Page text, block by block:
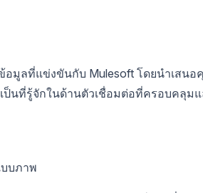
มูลที่แข่งขันกับ Mulesoft โดยนำเสนอ
ป็นที่รู้จักในด้านตัวเชื่อมต่อที่ครอบคลุม
บภาพ